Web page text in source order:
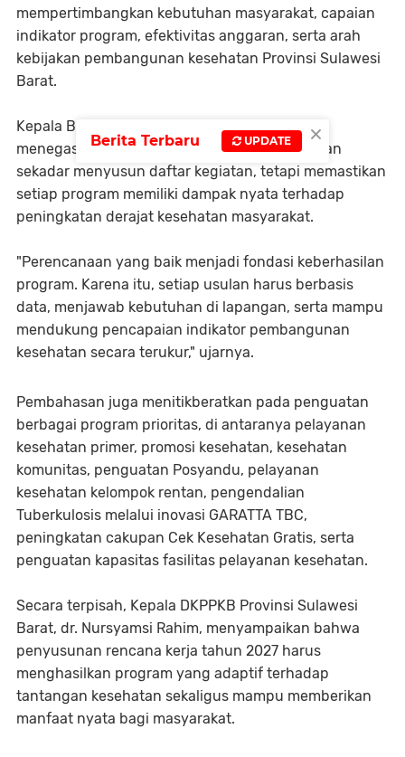
mempertimbangkan kebutuhan masyarakat, capaian
indikator program, efektivitas anggaran, serta arah
kebijakan pembangunan kesehatan Provinsi Sulawesi
Barat.
Kepala Bidang Kesprimkom, Putry Anindy,
menegaskan bahwa proses perencanaan bukan
sekadar menyusun daftar kegiatan, tetapi memastikan
setiap program memiliki dampak nyata terhadap
peningkatan derajat kesehatan masyarakat.
"Perencanaan yang baik menjadi fondasi keberhasilan
program. Karena itu, setiap usulan harus berbasis
data, menjawab kebutuhan di lapangan, serta mampu
mendukung pencapaian indikator pembangunan
kesehatan secara terukur," ujarnya.
Pembahasan juga menitikberatkan pada penguatan
berbagai program prioritas, di antaranya pelayanan
kesehatan primer, promosi kesehatan, kesehatan
komunitas, penguatan Posyandu, pelayanan
kesehatan kelompok rentan, pengendalian
Tuberkulosis melalui inovasi GARATTA TBC,
peningkatan cakupan Cek Kesehatan Gratis, serta
penguatan kapasitas fasilitas pelayanan kesehatan.
Secara terpisah, Kepala DKPPKB Provinsi Sulawesi
Barat, dr. Nursyamsi Rahim, menyampaikan bahwa
penyusunan rencana kerja tahun 2027 harus
menghasilkan program yang adaptif terhadap
tantangan kesehatan sekaligus mampu memberikan
manfaat nyata bagi masyarakat.
×
Berita Terbaru UPDATE